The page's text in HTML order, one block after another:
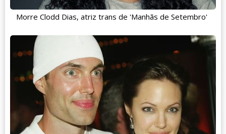
Morre Clodd Dias, atriz trans de 'Manhãs de Setembro'